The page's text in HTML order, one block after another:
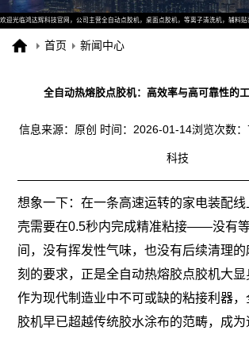
欢迎光临鸿达辉科技官网，公司主营全自动点胶机，桌面点胶机，等离子清洗机，辅料贴
首页 新闻中心
全自动热熔胶点胶机：高效率与高可靠性的
信息来源：原创 时间：2026-01-14浏览次数
科技
想象一下：在一条高速运转的家电装配
壳需要在0.5秒内完成精准粘接——没有
间，没有挥发性气味，也没有后续清理
刻的要求，正是全自动热熔胶点胶机大显
作为现代制造业中不可或缺的粘接利器
胶机早已超越传统胶水涂布的范畴，成